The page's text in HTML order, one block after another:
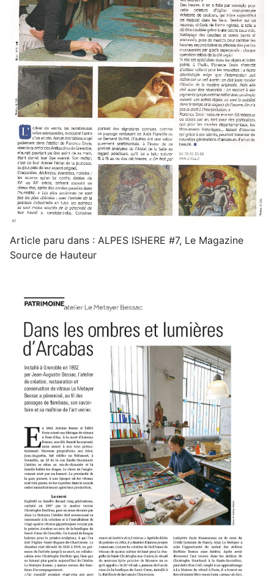
Article paru dans : ALPES ISHERE #7, Le Magazine
Source de Hauteur